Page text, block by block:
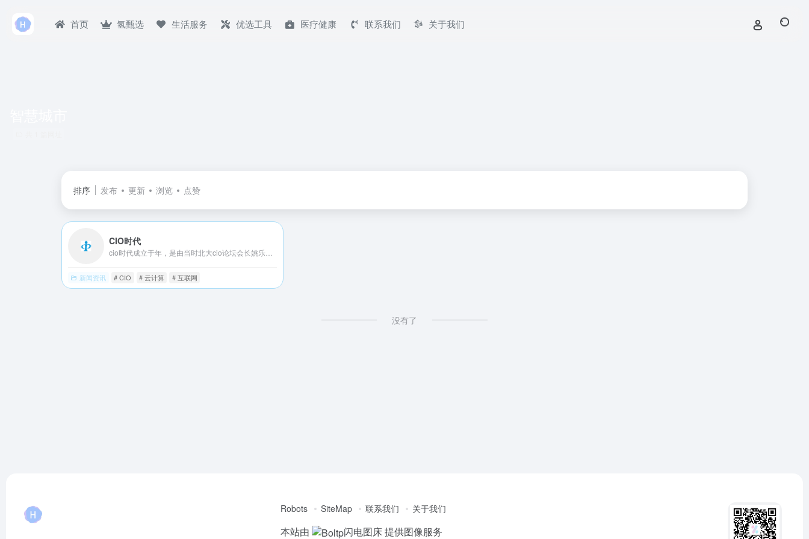
首页 氢甄选 生活服务 优选工具 医疗健康 联系我们 关于我们
排序 发布 更新 浏览 点赞
CIO时代
新闻资讯 # CIO # 云计算 # 互联网
没有了
Robots SiteMap 联系我们 关于我们
本站由 闪电图床提供图像服务